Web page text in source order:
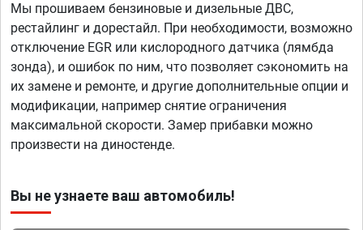
Мы прошиваем бензиновые и дизельные ДВС,
рестайлинг и дорестайл. При необходимости, возможно
отключение EGR или кислородного датчика (лямбда
зонда), и ошибок по ним, что позволяет сэкономить на
их замене и ремонте, и другие дополнительные опции и
модификации, например снятие ограничения
максимальной скорости. Замер прибавки можно
произвести на диностенде.
Вы не узнаете ваш автомобиль!